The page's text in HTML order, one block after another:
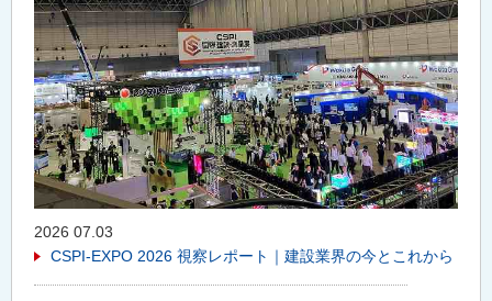
2026 07.03
CSPI-EXPO 2026 視察レポート｜建設業界の今とこれから